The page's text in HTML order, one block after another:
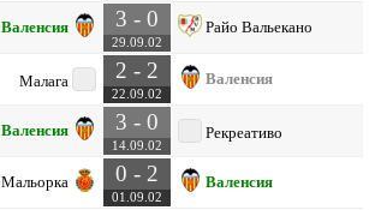
Валенсия 3 - 0
29.09.02
Райо Вальекано
Малага 2 - 2
22.09.02
Валенсия
Валенсия 3 - 0
14.09.02
Рекреативо
Мальорка 0 - 2
01.09.02
Валенсия